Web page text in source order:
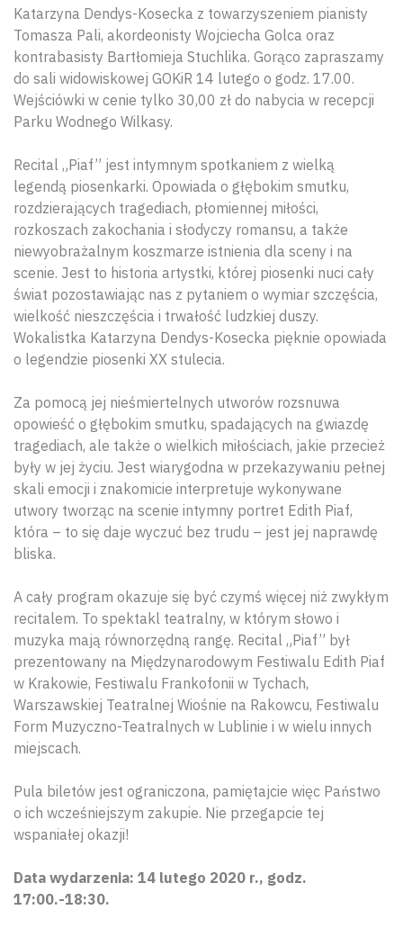
Katarzyna Dendys-Kosecka z towarzyszeniem pianisty
Tomasza Pali, akordeonisty Wojciecha Golca oraz
kontrabasisty Bartłomieja Stuchlika. Gorąco zapraszamy
do sali widowiskowej GOKiR 14 lutego o godz. 17.00.
Wejściówki w cenie tylko 30,00 zł do nabycia w recepcji
Parku Wodnego Wilkasy.
Recital „Piaf” jest intymnym spotkaniem z wielką
legendą piosenkarki. Opowiada o głębokim smutku,
rozdzierających tragediach, płomiennej miłości,
rozkoszach zakochania i słodyczy romansu, a także
niewyobrażalnym koszmarze istnienia dla sceny i na
scenie. Jest to historia artystki, której piosenki nuci cały
świat pozostawiając nas z pytaniem o wymiar szczęścia,
wielkość nieszczęścia i trwałość ludzkiej duszy.
Wokalistka Katarzyna Dendys-Kosecka pięknie opowiada
o legendzie piosenki XX stulecia.
Za pomocą jej nieśmiertelnych utworów rozsnuwa
opowieść o głębokim smutku, spadających na gwiazdę
tragediach, ale także o wielkich miłościach, jakie przecież
były w jej życiu. Jest wiarygodna w przekazywaniu pełnej
skali emocji i znakomicie interpretuje wykonywane
utwory tworząc na scenie intymny portret Edith Piaf,
która – to się daje wyczuć bez trudu – jest jej naprawdę
bliska.
A cały program okazuje się być czymś więcej niż zwykłym
recitalem. To spektakl teatralny, w którym słowo i
muzyka mają równorzędną rangę. Recital „Piaf” był
prezentowany na Międzynarodowym Festiwalu Edith Piaf
w Krakowie, Festiwalu Frankofonii w Tychach,
Warszawskiej Teatralnej Wiośnie na Rakowcu, Festiwalu
Form Muzyczno-Teatralnych w Lublinie i w wielu innych
miejscach.
Pula biletów jest ograniczona, pamiętajcie więc Państwo
o ich wcześniejszym zakupie. Nie przegapcie tej
wspaniałej okazji!
Data wydarzenia: 14 lutego 2020 r., godz.
17:00.-18:30.